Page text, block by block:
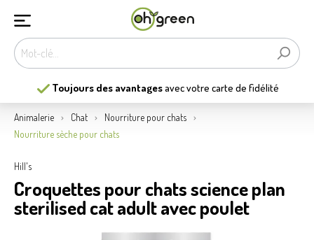
Toujours des avantagesavec votre carte de fidélité
Animalerie Chat
Nourriture pour chats
Nourriture sèche pour chats
Hill's
Croquettes pour chats science plan
sterilised cat adult avec poulet